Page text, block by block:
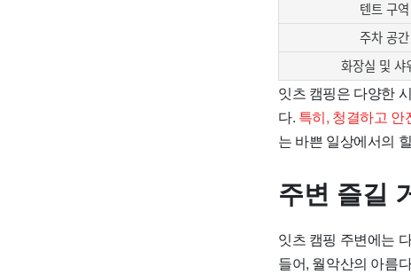
텐트 구역
주차 공간
화장실 및 샤
잇츠 캠핑은 다양한
다. 특히, 청결하고
는 바쁜 일상에서의
주변 즐길
잇츠 캠핑 주변에는
들어, 월악산의 아름